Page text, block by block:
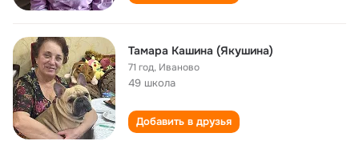
Тамара Кашина (Якушина)
71 год, Иваново
49 школа
Добавить в друзья